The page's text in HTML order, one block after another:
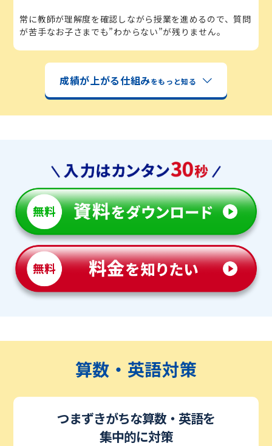
常に教師が理解度を確認しながら授業を進めるので、質問
が苦手なお子さまでも”わからない”が残りません。
成績が上がる仕組みをもっと知る
算数・英語対策
つまずきがちな算数・英語を
集中的に対策